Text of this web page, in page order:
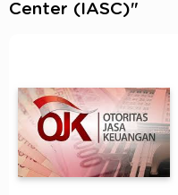
Center (IASC)"